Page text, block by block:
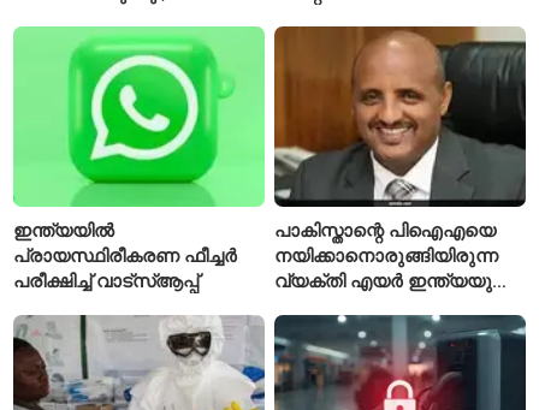
ടീമിനെ കുറിച്ച് മുൻതാരം
ഐസൊലേഷനിൽ
പ്രവേശിപ്പിച്ചു
ഇന്ത്യയിൽ
പ്രായസ്ഥിരീകരണ ഫീച്ചർ
പരീക്ഷിച്ച് വാട്‌സ്ആപ്പ്
പാകിസ്താന്റെ പിഐഎയെ
നയിക്കാനൊരുങ്ങിയിരുന്ന
വ്യക്തി എയർ ഇന്ത്യയുടെ